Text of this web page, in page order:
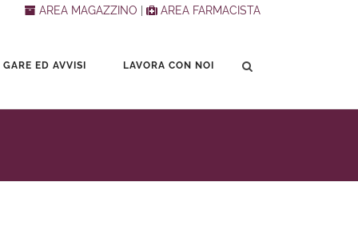
AREA MAGAZZINO AREA FARMACISTA
ED AVVISI LAVORA CON NOI